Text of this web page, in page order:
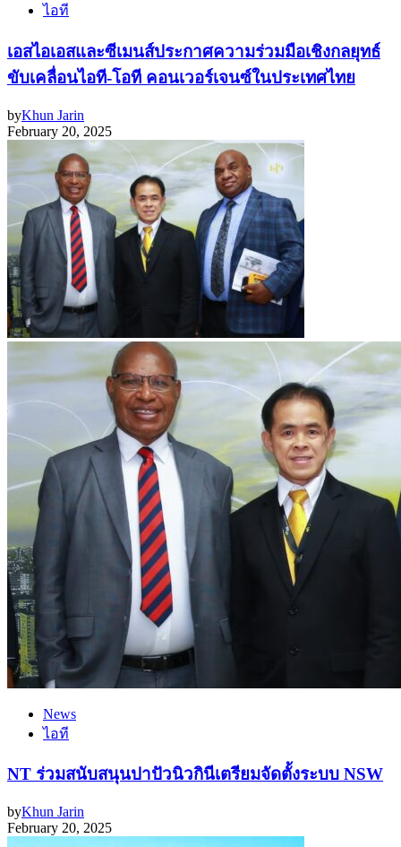
ไอที
เอสไอเอสและซีเมนส์ประกาศความร่วมมือเชิงกลยุทธ์
ขับเคลื่อนไอที-โอที คอนเวอร์เจนซ์ในประเทศไทย
byKhun Jarin
February 20, 2025
News
ไอที
NT ร่วมสนับสนุนปาปัวนิวกินีเตรียมจัดตั้งระบบ NSW
byKhun Jarin
February 20, 2025